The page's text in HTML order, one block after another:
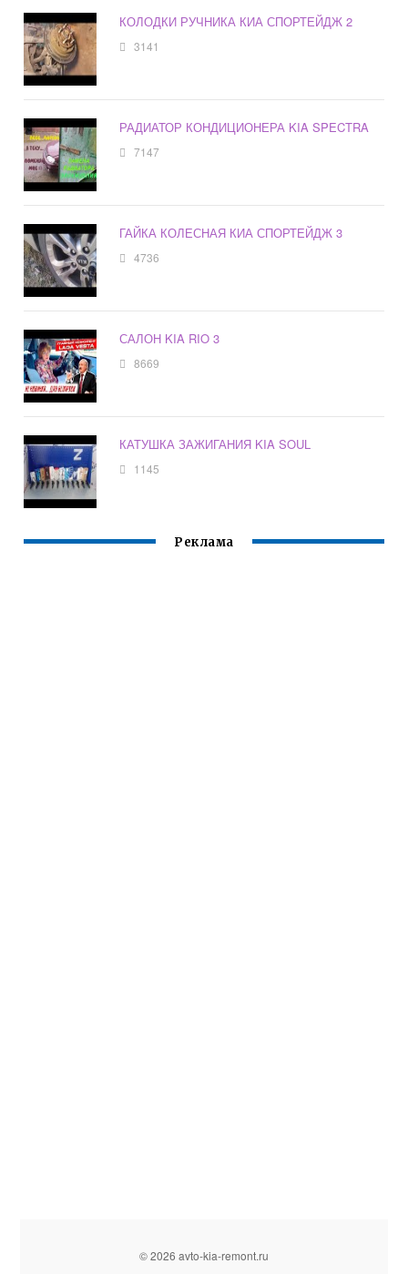
КОЛОДКИ РУЧНИКА КИА СПОРТЕЙДЖ 2
3141
РАДИАТОР КОНДИЦИОНЕРА KIA SPECTRA
7147
ГАЙКА КОЛЕСНАЯ КИА СПОРТЕЙДЖ 3
4736
САЛОН KIA RIO 3
8669
КАТУШКА ЗАЖИГАНИЯ KIA SOUL
1145
Реклама
© 2026 avto-kia-remont.ru